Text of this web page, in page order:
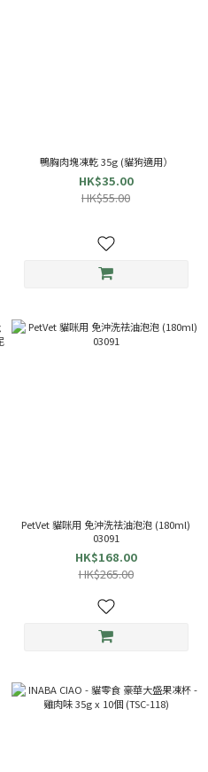
鴨胸肉塊凍乾 35g (貓狗適用）
HK$35.00
HK$55.00
PetVet 貓咪用 免沖洗祛油泡泡 (180ml)
03091
HK$168.00
HK$265.00